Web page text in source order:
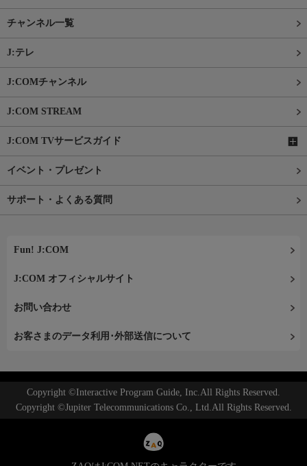
チャンネル一覧
J:テレ
J:COMチャンネル
J:COM STREAM
J:COM TVサービスガイド
イベント・プレゼント
サポート・よくある質問
Fun! J:COM
J:COM オフィシャルサイト
お問い合わせ
お客さまのデータ利用･外部送信について
Copyright ©Interactive Program Guide, Inc.All Rights Reserved.
Copyright ©Jupiter Telecommunications Co., Ltd.All Rights Reserved.